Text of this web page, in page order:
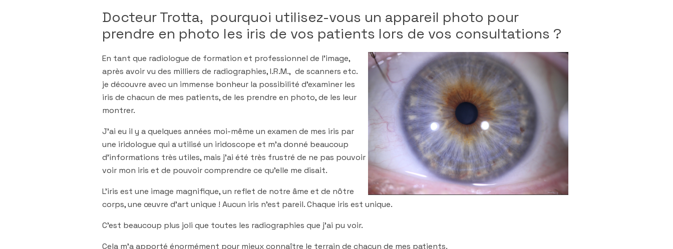
Docteur Trotta, pourquoi utilisez-vous un appareil photo pour
prendre en photo les iris de vos patients lors de vos consultations ?
En tant que radiologue de formation et professionnel de l’image,
après avoir vu des milliers de radiographies, I.R.M., de scanners etc.
je découvre avec un immense bonheur la possibilité d’examiner les
iris de chacun de mes patients, de les prendre en photo, de les leur
montrer.
J’ai eu il y a quelques années moi-même un examen de mes iris par
une iridologue qui a utilisé un iridoscope et m’a donné beaucoup
d’informations très utiles, mais j’ai été très frustré de ne pas pouvoir
voir mon iris et de pouvoir comprendre ce qu’elle me disait.
L’iris est une image magnifique, un reflet de notre âme et de nôtre
corps, une œuvre d’art unique ! Aucun iris n’est pareil. Chaque iris est unique.
C’est beaucoup plus joli que toutes les radiographies que j’ai pu voir.
Cela m’a apporté énormément pour mieux connaître le terrain de chacun de mes patients.